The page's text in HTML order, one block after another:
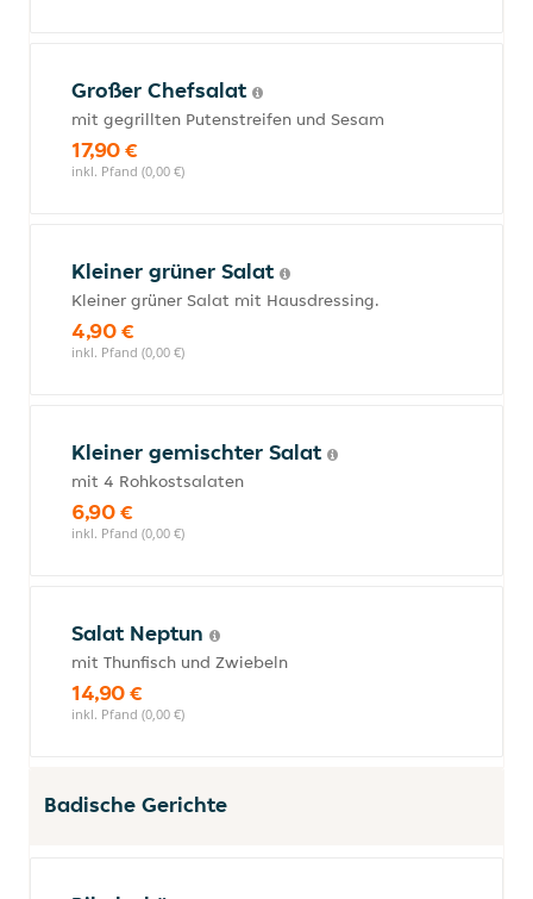
Großer Chefsalat
mit gegrillten Putenstreifen und Sesam
17,90 €
inkl. Pfand (0,00 €)
Kleiner grüner Salat
Kleiner grüner Salat mit Hausdressing.
4,90 €
inkl. Pfand (0,00 €)
Kleiner gemischter Salat
mit 4 Rohkostsalaten
6,90 €
inkl. Pfand (0,00 €)
Salat Neptun
mit Thunfisch und Zwiebeln
14,90 €
inkl. Pfand (0,00 €)
Badische Gerichte